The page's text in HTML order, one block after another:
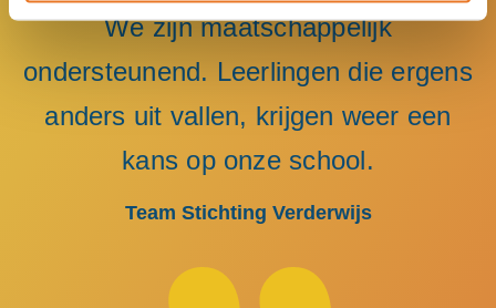
We zijn maatschappelijk
ondersteunend. Leerlingen die ergens
anders uit vallen, krijgen weer een
kans op onze school.
Team Stichting Verderwijs